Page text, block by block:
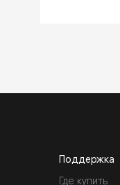
Поддержка
Где купить